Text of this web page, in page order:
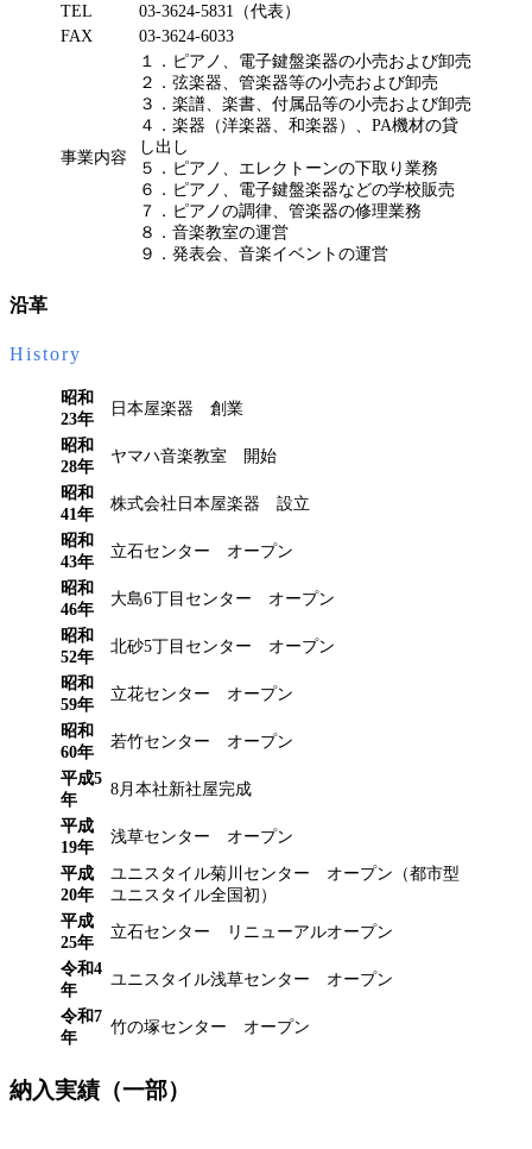
TEL
03-3624-5831（代表）
FAX
03-3624-6033
事業内容
１．ピアノ、電子鍵盤楽器の小売および卸売
２．弦楽器、管楽器等の小売および卸売
３．楽譜、楽書、付属品等の小売および卸売
４．楽器（洋楽器、和楽器）、PA機材の貸
し出し
５．ピアノ、エレクトーンの下取り業務
６．ピアノ、電子鍵盤楽器などの学校販売
７．ピアノの調律、管楽器の修理業務
８．音楽教室の運営
９．発表会、音楽イベントの運営
沿革
History
昭和
23年
日本屋楽器 創業
昭和
28年
ヤマハ音楽教室 開始
昭和
41年
株式会社日本屋楽器 設立
昭和
43年
立石センター オープン
昭和
46年
大島6丁目センター オープン
昭和
52年
北砂5丁目センター オープン
昭和
59年
立花センター オープン
昭和
60年
若竹センター オープン
平成5
年
8月本社新社屋完成
平成
19年
浅草センター オープン
平成
20年
ユニスタイル菊川センター オープン（都市型
ユニスタイル全国初）
平成
25年
立石センター リニューアルオープン
令和4
年
ユニスタイル浅草センター オープン
令和7
年
竹の塚センター オープン
納入実績（一部）